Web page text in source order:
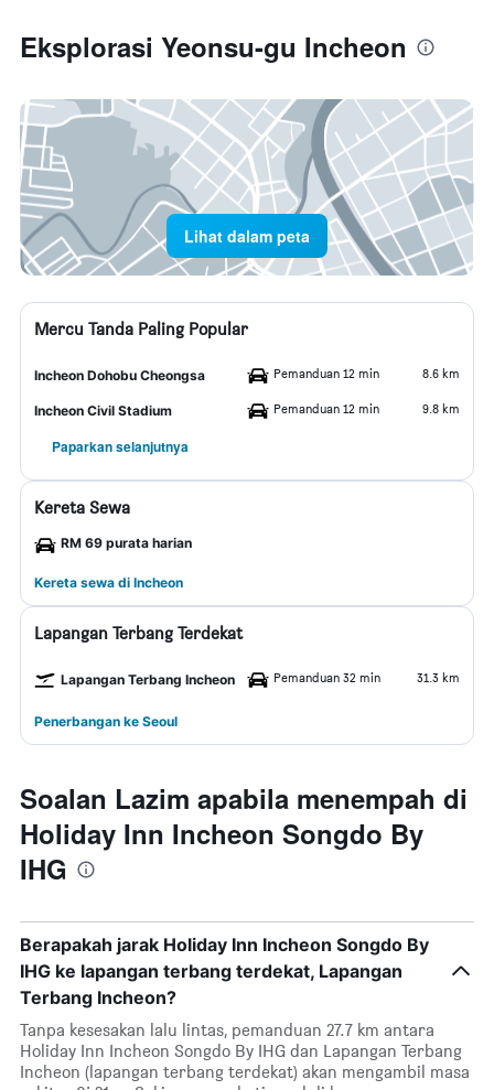
Eksplorasi Yeonsu-gu Incheon
Lihat dalam peta
Mercu Tanda Paling Popular
Incheon Dohobu Cheongsa Pemanduan 12 min 8.6 km
Incheon Civil Stadium Pemanduan 12 min 9.8 km
Paparkan selanjutnya
Kereta Sewa
RM 69 purata harian
Kereta sewa di Incheon
Lapangan Terbang Terdekat
Lapangan Terbang Incheon Pemanduan 32 min 31.3 km
Penerbangan ke Seoul
Soalan Lazim apabila menempah di
Holiday Inn Incheon Songdo By
IHG
Berapakah jarak Holiday Inn Incheon Songdo By
IHG ke lapangan terbang terdekat, Lapangan
Terbang Incheon?
Tanpa kesesakan lalu lintas, pemanduan 27.7 km antara
Holiday Inn Incheon Songdo By IHG dan Lapangan Terbang
Incheon (lapangan terbang terdekat) akan mengambil masa